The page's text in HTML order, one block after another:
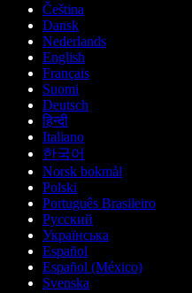
Čeština
Dansk
Nederlands
English
Français
Suomi
Deutsch
हिन्दी
Italiano
한국어
Norsk bokmål
Polski
Português Brasileiro
Русский
Українська
Español
Español (México)
Svenska